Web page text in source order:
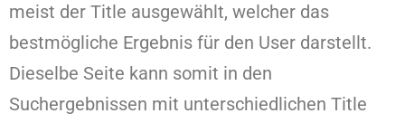
meist der Title ausgewählt, welcher das
bestmögliche Ergebnis für den User darstellt.
Dieselbe Seite kann somit in den
Suchergebnissen mit unterschiedlichen Title